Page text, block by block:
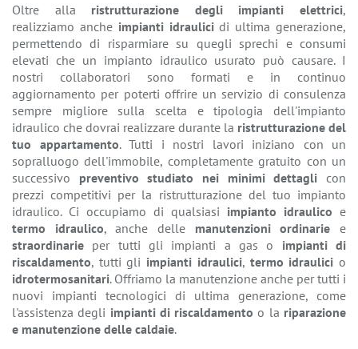
Oltre alla ristrutturazione degli impianti elettrici,
realizziamo anche impianti idraulicidi ultima generazione,
permettendo di risparmiare su quegli sprechi e consumi
elevati che un impianto idraulico usurato può causare. I
nostri collaboratori sono formati e in continuo
aggiornamento per poterti offrire un servizio di consulenza
sempre migliore sulla scelta e tipologia dell'impianto
idraulico che dovrai realizzare durante la ristrutturazione del
tuo appartamento. Tutti i nostri lavori iniziano con un
sopralluogo dell'immobile, completamente gratuito con un
successivo preventivo studiato nei minimi dettagli con
prezzi competitivi per la ristrutturazione del tuo impianto
idraulico. Ci occupiamo di qualsiasi impianto idraulico e
termo idraulico, anche delle manutenzioni ordinarie e
straordinarie per tutti gli impianti a gas o impianti di
riscaldamento, tutti gli impianti idraulici, termo idraulici o
idrotermosanitari. Offriamo la manutenzione anche per tutti i
nuovi impianti tecnologici di ultima generazione, come
l'assistenza degli impianti di riscaldamento o la riparazione
e manutenzione delle caldaie.